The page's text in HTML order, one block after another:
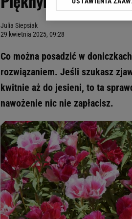
Julia Siepsiak
29 kwietnia 2025, 09:28
Co można posadzić w
rozwiązaniem. Jeśli szukasz
kwitnie aż do jesieni, to ta
nawożenie nic nie zapłacisz.
Klikając „Akceptuję”
odnośnik „Ustawienia
My, nasi Zaufani
Użycie dokładnych
Przechowywanie
badnie odbiorców i